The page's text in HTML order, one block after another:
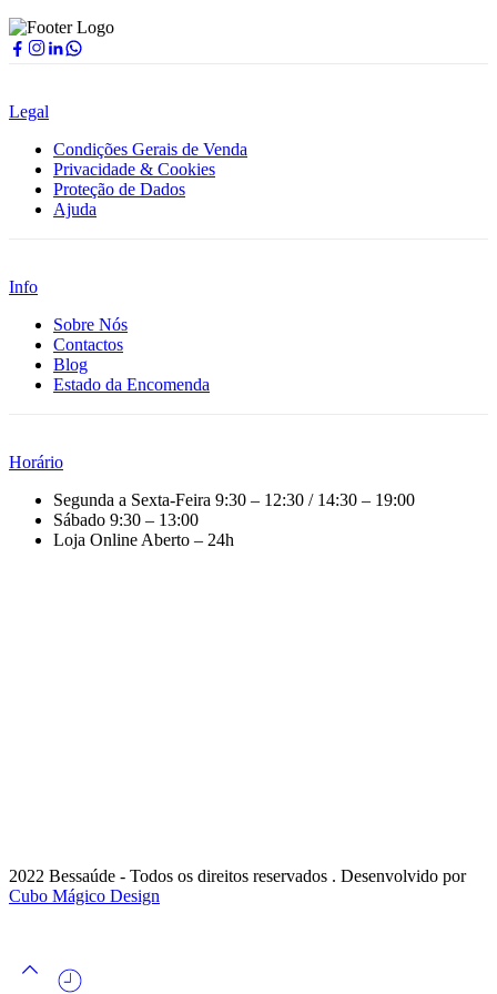
Legal
Condições Gerais de Venda
Privacidade & Cookies
Proteção de Dados
Ajuda
Info
Sobre Nós
Contactos
Blog
Estado da Encomenda
Horário
Segunda a Sexta-Feira 9:30 – 12:30 / 14:30 – 19:00
Sábado 9:30 – 13:00
Loja Online Aberto – 24h
2022 Bessaúde - Todos os direitos reservados . Desenvolvido por
Cubo Mágico Design